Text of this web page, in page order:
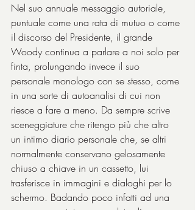
Nel suo annuale messaggio autoriale,
puntuale come una rata di mutuo o come
il discorso del Presidente, il grande
Woody continua a parlare a noi solo per
finta, prolungando invece il suo
personale monologo con se stesso, come
in una sorte di autoanalisi di cui non
riesce a fare a meno. Da sempre scrive
sceneggiature che ritengo più che altro
un intimo diario personale che, se altri
normalmente conservano gelosamente
chiuso a chiave in un cassetto, lui
trasferisce in immagini e dialoghi per lo
schermo. Badando poco infatti ad una